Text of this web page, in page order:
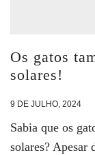
Os gatos
solares!
9 DE JULHO, 2024
Sabia que os
solares? Apesar